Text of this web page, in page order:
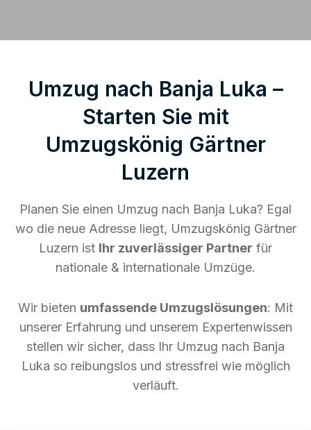
Umzug nach Banja Luka –
Starten Sie mit
Umzugskönig Gärtner
Luzern
Planen Sie einen Umzug nach Banja Luka? Egal
wo die neue Adresse liegt, Umzugskönig Gärtner
Luzern ist Ihr zuverlässiger Partner für
nationale & internationale Umzüge.
Wir bieten umfassende Umzugslösungen: Mit
unserer Erfahrung und unserem Expertenwissen
stellen wir sicher, dass Ihr Umzug nach Banja
Luka so reibungslos und stressfrei wie möglich
verläuft.